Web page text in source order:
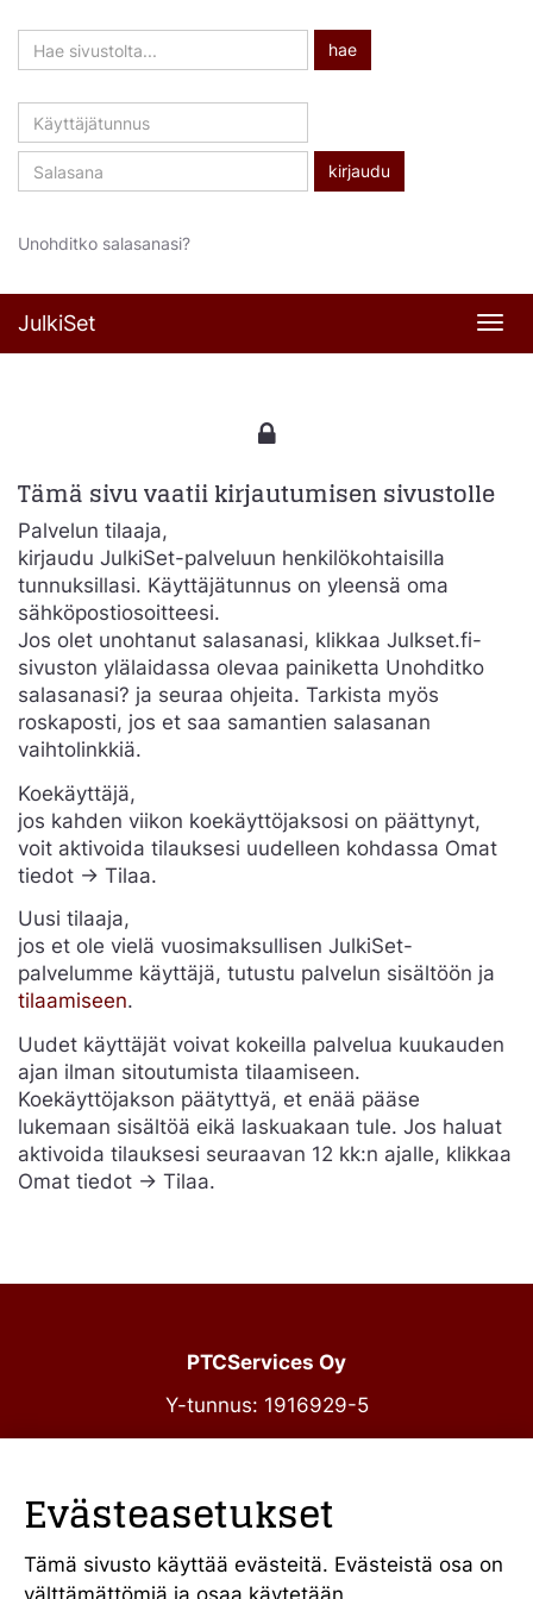
Hae
sivustolta
hae
Käyttäjätunnus
Salasana
Unohditko salasanasi?
JulkiSet
Tämä sivu vaatii kirjautumisen sivustolle
Palvelun tilaaja,
kirjaudu JulkiSet-palveluun henkilökohtaisilla
tunnuksillasi. Käyttäjätunnus on yleensä oma
sähköpostiosoitteesi.
Jos olet unohtanut salasanasi, klikkaa Julkset.fi-
sivuston ylälaidassa olevaa painiketta Unohditko
salasanasi? ja seuraa ohjeita. Tarkista myös
roskaposti, jos et saa samantien salasanan
vaihtolinkkiä.
Koekäyttäjä,
jos kahden viikon koekäyttöjaksosi on päättynyt,
voit aktivoida tilauksesi uudelleen kohdassa Omat
tiedot -> Tilaa.
Uusi tilaaja,
jos et ole vielä vuosimaksullisen JulkiSet-
palvelumme käyttäjä, tutustu palvelun sisältöön ja
tilaamiseen.
Uudet käyttäjät voivat kokeilla palvelua kuukauden
ajan ilman sitoutumista tilaamiseen.
Koekäyttöjakson päätyttyä, et enää pääse
lukemaan sisältöä eikä laskuakaan tule. Jos haluat
aktivoida tilauksesi seuraavan 12 kk:n ajalle, klikkaa
Omat tiedot -> Tilaa.
PTCServices Oy
Y-tunnus: 1916929-5
julkiset@ptcs.fi
Vaihde 010 34 19 700
Evästeasetukset
Tämä sivusto käyttää evästeitä. Evästeistä osa on
välttämättömiä ja osaa käytetään